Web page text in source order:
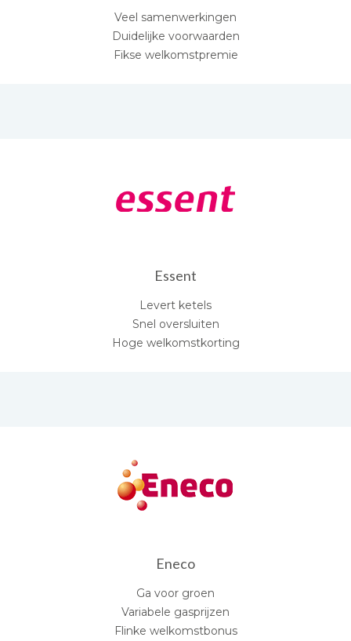
Veel samenwerkingen
Duidelijke voorwaarden
Fikse welkomstpremie
Essent
Levert ketels
Snel oversluiten
Hoge welkomstkorting
Eneco
Ga voor groen
Variabele gasprijzen
Flinke welkomstbonus